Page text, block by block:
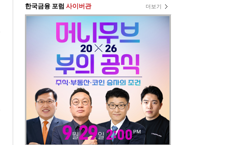
한국금융 포럼 사이버관 더보기